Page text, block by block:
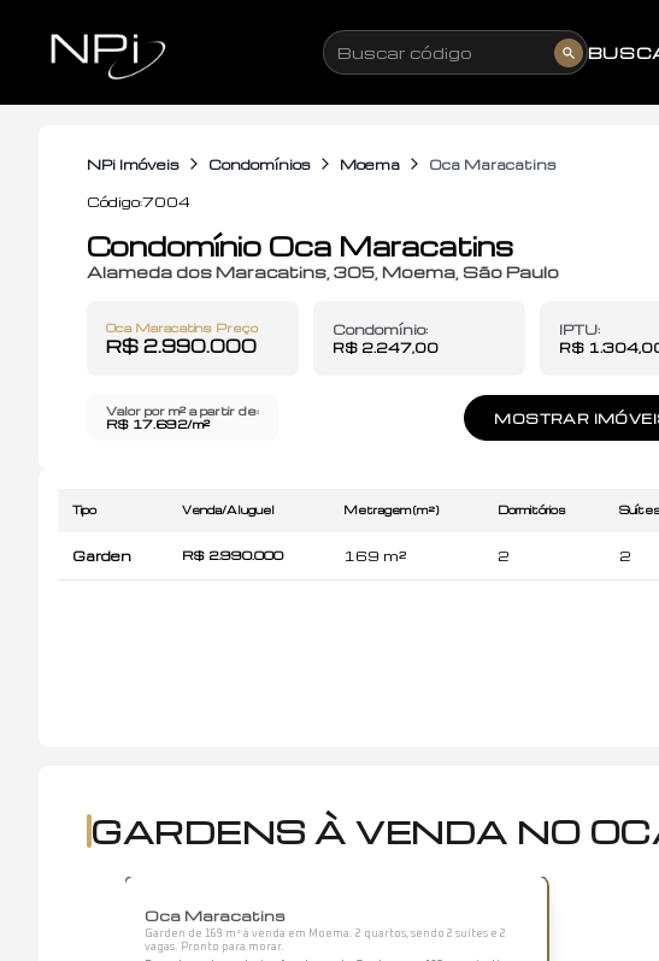
Buscar código
NPi Imóveis Condomínios Moema Oca Maracatins
Código:7004
Condomínio Oca Maracatins
Alamedados Maracatins 305 Moema São Paulo
Oca Maracatins Preço
R$ 2.990.000
Condomínio:
R$ 2.247,00
IPTU:
R$
Valor por m² a partir de:
R$ 17.692/m² MOSTRAR
Tipo Venda/Aluguel Metragem (m²) Dormitórios
Garden R$ 2.990.000 169 m² 2 2
GARDENS À VENDA NO
Oca Maracatins
Garden de 169 m² à venda em Moema. 2 quartos, sendo 2 suítes e 2
vagas. Pronto para morar.